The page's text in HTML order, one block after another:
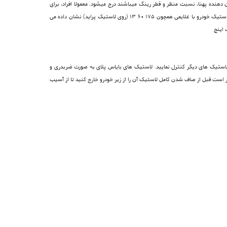
پهنا، نسبت منظر و قطر رینگ میباشند درج میشود. معمولا افراد، برای
مراجعه به خرید لاستیک ، بلافاصله اعداد و ارقامی را بیان می کنند که روی لاستیک قدیمی خود دیده اند. اما بهتر نیست ابتدا معنای این شماره ها را بدانید. اندازه لاستیک خودرو با علایمی همچون 175 60 13 (روی لاستیک پراید) نشان داده می
لاستیک های دیگر کنترل نمایید. لاستیک های بایاس پلای به صورت ضربدری و
و کنترل نمود . بهتر است قبل از صاف شدن کامل لاستیک آن را از زیر خودرو خارج کنید تا از آسیب